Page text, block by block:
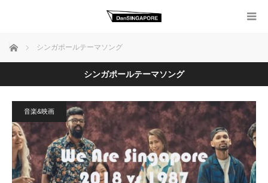
ホーム シンガポールテーマソング
シンガポールテーマソング
音楽&映画